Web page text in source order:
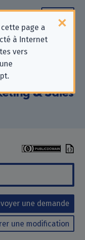
page a
à Internet
vers
pour les
protection
STAGE
& Sales
une demande
une modification